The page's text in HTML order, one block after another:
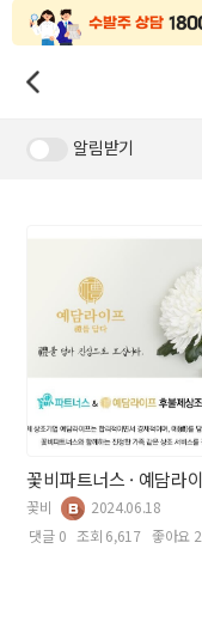
알림받기
꽃비
2024.06.18
댓글 0 조회 6,617 좋아요 2